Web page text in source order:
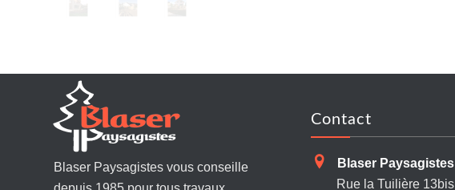
Blaser Paysagistes vous conseille
Contact
Blaser Paysagistes
Rue la Tuilière 13bis